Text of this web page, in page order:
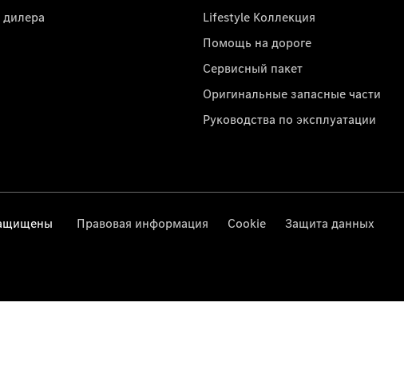
Lifestyle Коллекция
Помощь на дороге
Сервисный пакет
Оригинальные запасные части
Руководства по эксплуатации
Правовая информация Cookie Защита данных